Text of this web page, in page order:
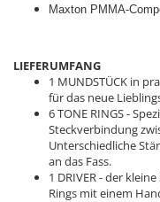
Maxton PMMA-
LIEFERUMFANG
1 MUNDSTÜCK in
für das neue
6 TONE RINGS -
Steckverbindung
Unterschiedliche
an das Fass.
1 DRIVER - der
Rings mit einem